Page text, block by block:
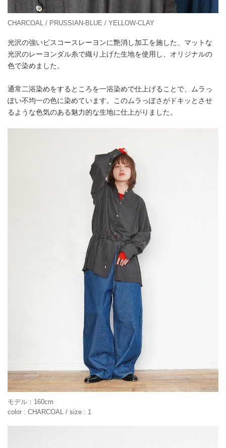
CHARCOAL / PRUSSIAN-BLUE / YELLOW-CLAY
光沢の強いビスコースレーヨンに艶消し加工を施した、マットな
光沢のレーヨンダル糸で織り上げた生地を使用し、オリジナルの
色で染めました。
通常二浴染めをするところを一浴染めで仕上げることで、ムラっ
ぽい不均一の色に染めています。このムラっぽさがドキッとさせ
るような色気のある魅力的な生地に仕上がりました。
モデル：160cm
color : CHARCOAL / size : 1